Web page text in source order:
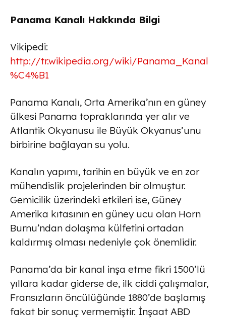
Panama Kanalı Hakkında Bilgi
Vikipedi:
http://tr.wikipedia.org/wiki/Panama_Kanal
%C4%B1
Panama Kanalı, Orta Amerika’nın en güney
ülkesi Panama topraklarında yer alır ve
Atlantik Okyanusu ile Büyük Okyanus’unu
birbirine bağlayan su yolu.
Kanalın yapımı, tarihin en büyük ve en zor
mühendislik projelerinden bir olmuştur.
Gemicilik üzerindeki etkileri ise, Güney
Amerika kıtasının en güney ucu olan Horn
Burnu’ndan dolaşma külfetini ortadan
kaldırmış olması nedeniyle çok önemlidir.
Panama’da bir kanal inşa etme fikri 1500’lü
yıllara kadar giderse de, ilk ciddi çalışmalar,
Fransızların öncülüğünde 1880’de başlamış
fakat bir sonuç vermemiştir. İnşaat ABD